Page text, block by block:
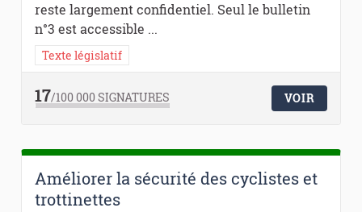
reste largement confidentiel. Seul le bulletin
n°3 est accessible ...
Texte législatif
17/100 000SIGNATURES VOIR
Améliorer la sécurité des cyclistes et
trottinettes